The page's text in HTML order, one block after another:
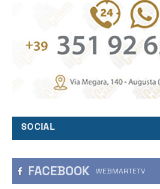
SOCIAL
FACEBOOK WEBMARTETV